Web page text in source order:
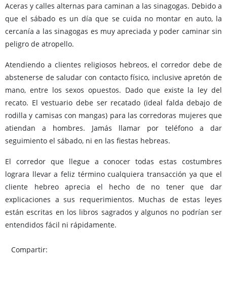
Aceras y calles alternas para caminan a las sinagogas. Debido a
que el sábado es un día que se cuida no montar en auto, la
cercanía a las sinagogas es muy apreciada y poder caminar sin
peligro de atropello.
Atendiendo a clientes religiosos hebreos, el corredor debe de
abstenerse de saludar con contacto físico, inclusive apretón de
mano, entre los sexos opuestos. Dado que existe la ley del
recato. El vestuario debe ser recatado (ideal falda debajo de
rodilla y camisas con mangas) para las corredoras mujeres que
atiendan a hombres. Jamás llamar por teléfono a dar
seguimiento el sábado, ni en las fiestas hebreas.
El corredor que llegue a conocer todas estas costumbres
lograra llevar a feliz término cualquiera transacción ya que el
cliente hebreo aprecia el hecho de no tener que dar
explicaciones a sus requerimientos. Muchas de estas leyes
están escritas en los libros sagrados y algunos no podrían ser
entendidos fácil ni rápidamente.
Compartir: